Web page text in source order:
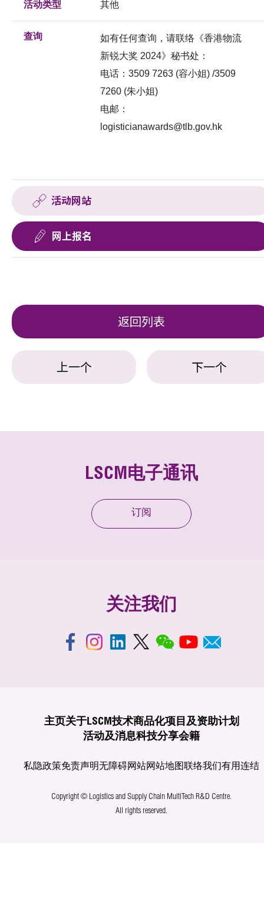
活动类型 其他
查询
如有任何查询，请联络《香港物流
新锐大奖 2024》秘书处：
电话：3509 7263 (容小姐) /3509
7260 (朱小姐)
电邮：
logisticianawards@tlb.gov.hk
活动网站
网上报名
返回列表
上一个 下一个
LSCM电子通讯
订阅
关注我们
主页关于LSCM技术商品化项目及资助计划
活动及消息科技分享会籍
私隐政策免责声明无障碍网站网站地图联络我们有用连结
Copyright © Logistics and Supply Chain MultiTech R&D Centre.
All rights reserved.